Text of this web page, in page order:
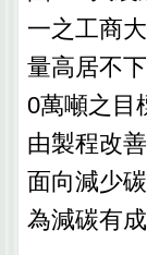
一之工商
量高居不
0萬噸之目
由製程改
面向減少
為減碳有